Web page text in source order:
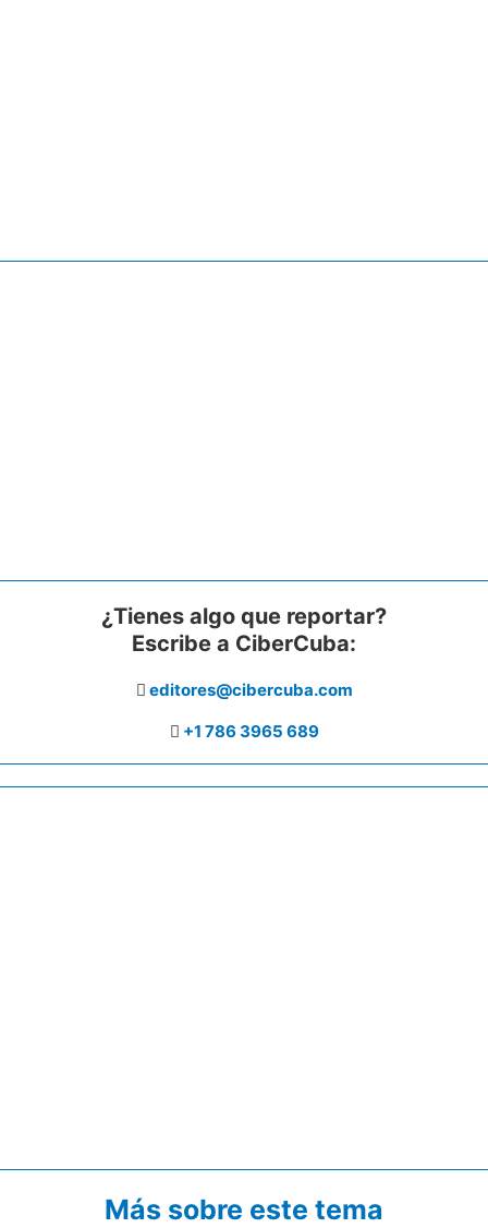
¿Tienes algo que reportar?
Escribe a CiberCuba:
editores@cibercuba.com
+1 786 3965 689
Más sobre este tema